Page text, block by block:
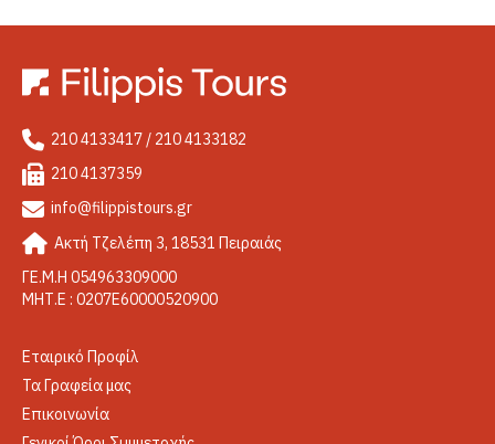
210 4133417 / 210 4133182
210 4137359
info@filippistours.gr
Ακτή Τζελέπη 3, 18531 Πειραιάς
ΓΕ.Μ.Η 054963309000
ΜΗΤ.Ε : 0207Ε60000520900
Εταιρικό Προφίλ
Τα Γραφεία μας
Επικοινωνία